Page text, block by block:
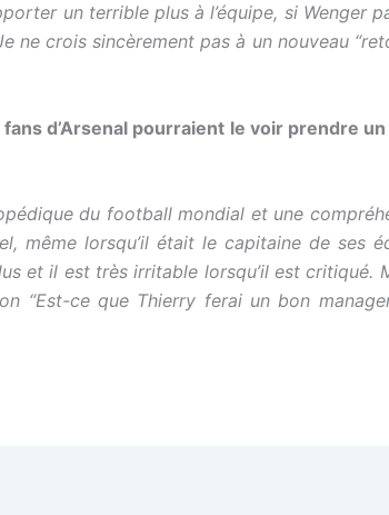
un terrible plus à l’équipe, si Wenger
ne crois sincèrement pas à un nouveau
d’Arsenal pourraient le voir prendre
du football mondial et une
même lorsqu’il était le capitaine de ses
et il est très irritable lorsqu’il est critiqué.
“Est-ce que Thierry ferai un bon